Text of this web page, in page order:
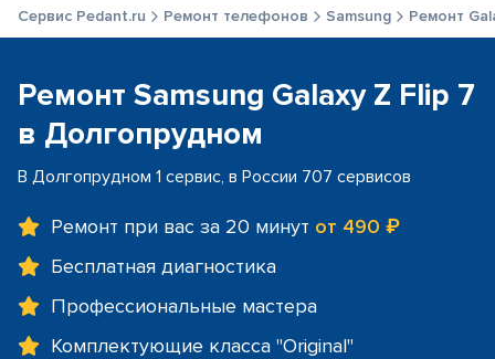
Сервис Pedant.ru Ремонт телефонов Samsung Ремонт
Ремонт Samsung Galaxy Z Flip 7
в Долгопрудном
В Долгопрудном 1 сервис, в России 707 сервисов
Ремонт при вас за 20 минут от 490 ₽
Бесплатная диагностика
Профессиональные мастера
Комплектующие класса "Original"